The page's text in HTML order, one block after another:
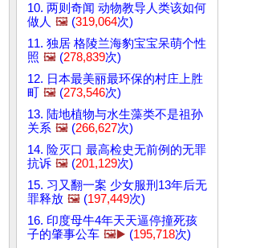
10. 两则奇闻 动物教导人类该如何
做人 🖼️ (319,064次)
11. 独居 格陵兰海豹宝宝呆萌个性
照 🖼️ (278,839次)
12. 日本最美丽最环保的村庄上胜
町 🖼️ (273,546次)
13. 陆地植物与水生藻类不是祖孙
关系 🖼️ (266,627次)
14. 险灭口 最高检史无前例的无罪
抗诉 🖼️ (201,129次)
15. 习又翻一案 少女服刑13年后无
罪释放 🖼️ (197,449次)
16. 印度母牛4年天天逼停撞死孩
子的肇事公车 🖼️▶️ (195,718次)